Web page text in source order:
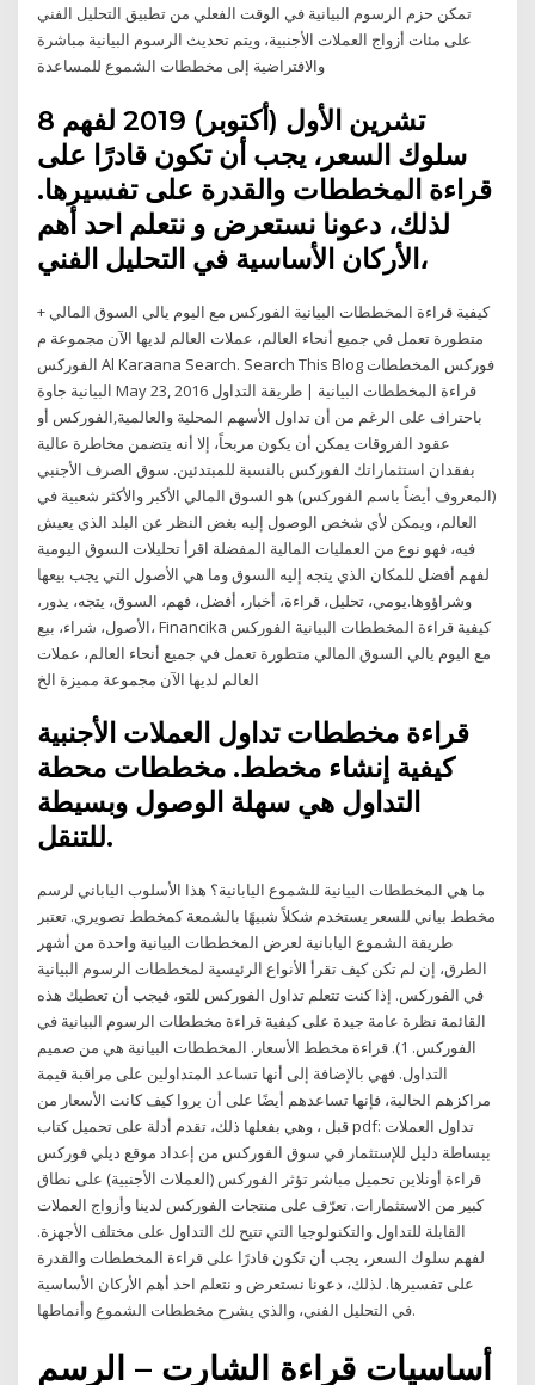
تمكن حزم الرسوم البيانية في الوقت الفعلي من تطبيق التحليل الفني
على مئات أزواج العملات الأجنبية، ويتم تحديث الرسوم البيانية مباشرة
والافتراضية إلى مخططات الشموع للمساعدة
8 تشرين الأول (أكتوبر) 2019 لفهم
سلوك السعر، يجب أن تكون قادرًا على
قراءة المخططات والقدرة على تفسيرها.
لذلك، دعونا نستعرض و نتعلم احد أهم
الأركان الأساسية في التحليل الفني،
+ كيفية قراءة المخططات البيانية الفوركس مع اليوم يالي السوق المالي
متطورة تعمل في جميع أنحاء العالم، عملات العالم لديها الآن مجموعة م
الفوركس Al Karaana Search. Search This Blog فوركس المخططات
البيانية جاوة May 23, 2016 قراءة المخططات البيانية | طريقة التداول
باحتراف على الرغم من أن تداول الأسهم المحلية والعالمية,الفوركس أو
عقود الفروقات يمكن أن يكون مربحاً، إلا أنه يتضمن مخاطرة عالية
بفقدان استثماراتك الفوركس بالنسبة للمبتدئين. سوق الصرف الأجنبي
(المعروف أيضاً باسم الفوركس) هو السوق المالي الأكبر والأكثر شعبية في
العالم، ويمكن لأي شخص الوصول إليه بغض النظر عن البلد الذي يعيش
فيه، فهو نوع من العمليات المالية المفضلة اقرأ تحليلات السوق اليومية
لفهم أفضل للمكان الذي يتجه إليه السوق وما هي الأصول التي يجب بيعها
وشراؤوها.يومي، تحليل، قراءة، أخبار، أفضل، فهم، السوق، يتجه، يدور،
الأصول، شراء، بيع، Financika كيفية قراءة المخططات البيانية الفوركس
مع اليوم يالي السوق المالي متطورة تعمل في جميع أنحاء العالم، عملات
العالم لديها الآن مجموعة مميزة الخ
قراءة مخططات تداول العملات الأجنبية
كيفية إنشاء مخطط. مخططات محطة
التداول هي سهلة الوصول وبسيطة
للتنقل.
ما هي المخططات البيانية للشموع اليابانية؟ هذا الأسلوب الياباني لرسم
مخطط بياني للسعر يستخدم شكلاً شبيهًا بالشمعة كمخطط تصويري. تعتبر
طريقة الشموع اليابانية لعرض المخططات البيانية واحدة من أشهر
الطرق، إن لم تكن كيف تقرأ الأنواع الرئيسية لمخططات الرسوم البيانية
في الفوركس. إذا كنت تتعلم تداول الفوركس للتو، فيجب أن تعطيك هذه
القائمة نظرة عامة جيدة على كيفية قراءة مخططات الرسوم البيانية في
الفوركس. 1). قراءة مخطط الأسعار. المخططات البيانية هي من صميم
التداول. فهي بالإضافة إلى أنها تساعد المتداولين على مراقبة قيمة
مراكزهم الحالية، فإنها تساعدهم أيضًا على أن يروا كيف كانت الأسعار من
قبل ، وهي بفعلها ذلك، تقدم أدلة على تحميل كتاب pdf: تداول العملات
ببساطة دليل للإستثمار في سوق الفوركس من إعداد موقع ديلي فوركس
قراءة أونلاين تحميل مباشر تؤثر الفوركس (العملات الأجنبية) على نطاق
كبير من الاستثمارات. تعرّف على منتجات الفوركس لدينا وأزواج العملات
القابلة للتداول والتكنولوجيا التي تتيح لك التداول على مختلف الأجهزة.
لفهم سلوك السعر، يجب أن تكون قادرًا على قراءة المخططات والقدرة
على تفسيرها. لذلك، دعونا نستعرض و نتعلم احد أهم الأركان الأساسية
في التحليل الفني، والذي يشرح مخططات الشموع وأنماطها.
أساسيات قراءة الشارت – الرسم